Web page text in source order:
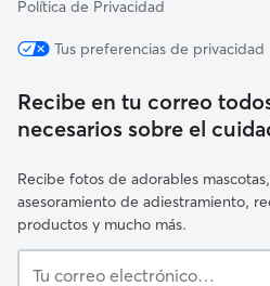
Política de Privacidad
Tus preferencias de privacidad
Recibe en tu correo
necesarios sobre el
Recibe fotos de adorables
asesoramiento de adiestramiento,
productos y mucho más.